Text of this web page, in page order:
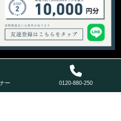
Google
然素材の注文住宅アイジース
ー 0120-880-250